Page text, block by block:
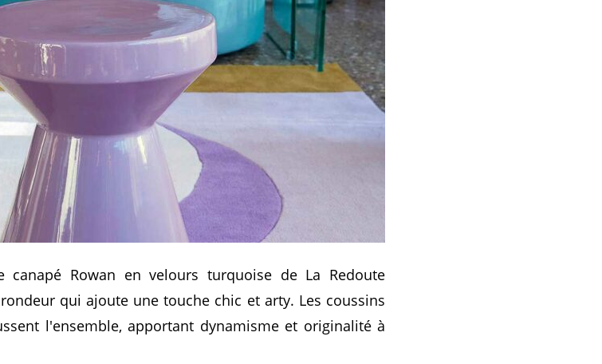
Rowan en velours turquoise de La Redoute
qui ajoute une touche chic et arty. Les coussins
l'ensemble, apportant dynamisme et originalité à